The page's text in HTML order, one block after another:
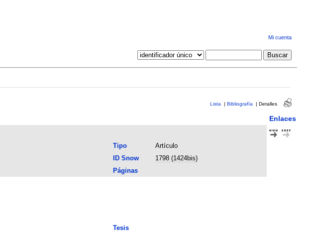
Mi cuenta
Lista | Bibliografía | Detalles
Enlaces
Tipo
Artículo
ID Snow
1798 (1424bis)
Páginas
Tesis